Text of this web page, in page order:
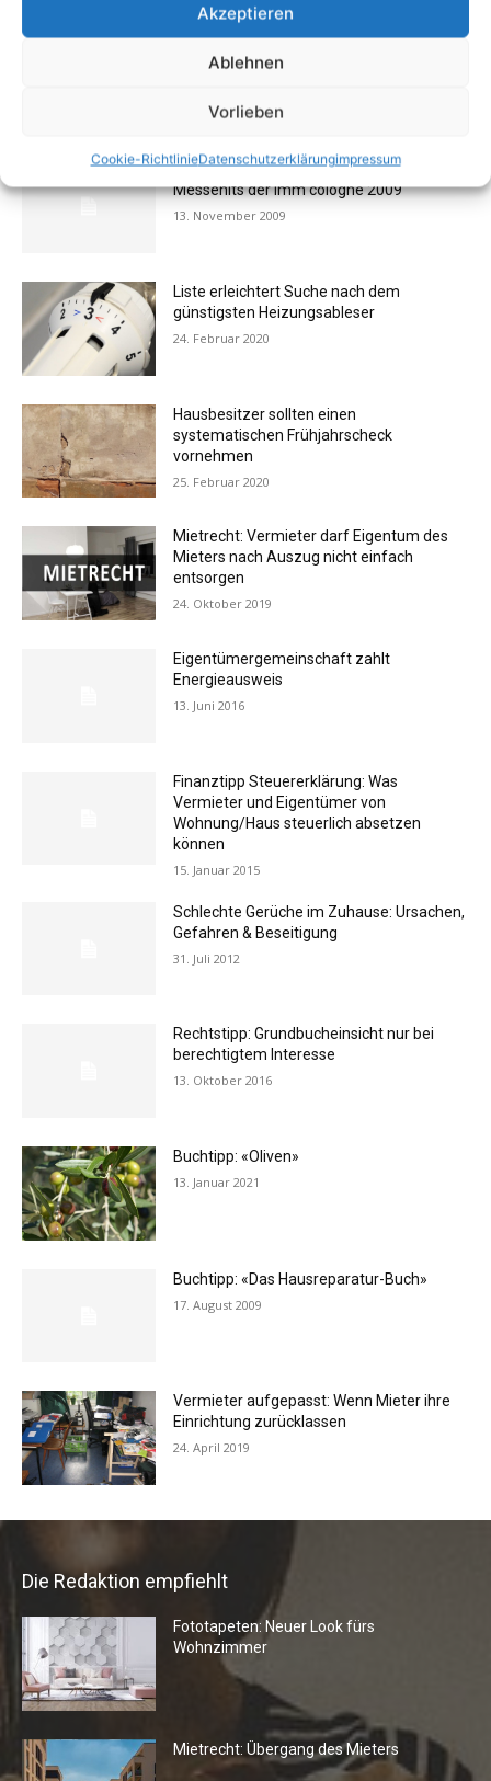
Akzeptieren
Ablehnen
Vorlieben
Cookie-RichtlinieDatenschutzerklärungimpressum
AKTUELL BELIEBTE BEITRÄGE (7 TAGE)
FOTOGALERIE: Einrichtung – Die
Messehits der imm cologne 2009
13. November 2009
Liste erleichtert Suche nach dem
günstigsten Heizungsableser
24. Februar 2020
Hausbesitzer sollten einen
systematischen Frühjahrscheck
vornehmen
25. Februar 2020
Mietrecht: Vermieter darf Eigentum des
Mieters nach Auszug nicht einfach
entsorgen
24. Oktober 2019
Eigentümergemeinschaft zahlt
Energieausweis
13. Juni 2016
Finanztipp Steuererklärung: Was
Vermieter und Eigentümer von
Wohnung/Haus steuerlich absetzen
können
15. Januar 2015
Schlechte Gerüche im Zuhause: Ursachen,
Gefahren & Beseitigung
31. Juli 2012
Rechtstipp: Grundbucheinsicht nur bei
berechtigtem Interesse
13. Oktober 2016
Buchtipp: «Oliven»
13. Januar 2021
Buchtipp: «Das Hausreparatur-Buch»
17. August 2009
Vermieter aufgepasst: Wenn Mieter ihre
Einrichtung zurücklassen
24. April 2019
Die Redaktion empfiehlt
Fototapeten: Neuer Look fürs
Wohnzimmer
Mietrecht: Übergang des Mieters